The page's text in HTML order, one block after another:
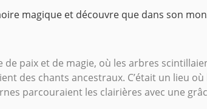
magique et découvre que dans son
de paix et de magie, où les arbres
des chants ancestraux. C’était un lieu où
parcouraient les clairières avec une